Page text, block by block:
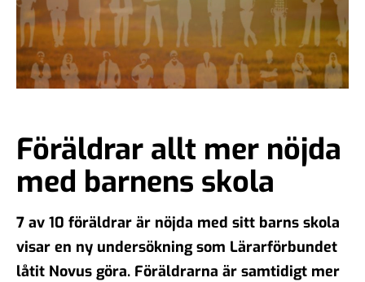
Föräldrar allt mer nöjda
med barnens skola
7 av 10 föräldrar är nöjda med sitt barns skola
visar en ny undersökning som Lärarförbundet
låtit Novus göra. Föräldrarna är samtidigt mer